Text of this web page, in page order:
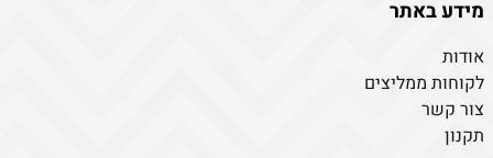
מידע באתר
אודות
לקוחות ממליצים
צור קשר
תקנון